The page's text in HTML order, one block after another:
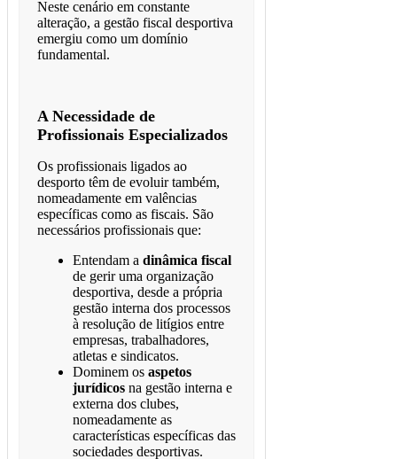
Neste cenário em constante
alteração, a gestão fiscal desportiva
emergiu como um domínio
fundamental.
A Necessidade de
Profissionais Especializados
Os profissionais ligados ao
desporto têm de evoluir também,
nomeadamente em valências
específicas como as fiscais. São
necessários profissionais que:
Entendam a dinâmica fiscal
de gerir uma organização
desportiva, desde a própria
gestão interna dos processos
à resolução de litígios entre
empresas, trabalhadores,
atletas e sindicatos.
Dominem os aspetos
jurídicosna gestão interna e
externa dos clubes,
nomeadamente as
características específicas das
sociedades desportivas.